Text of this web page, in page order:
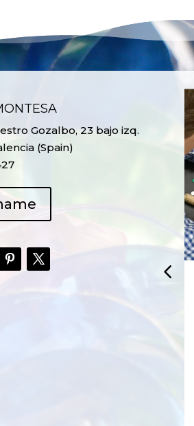
Gozalbo, 23 bajo izq.
(Spain)